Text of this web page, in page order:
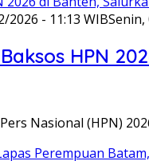
2026 - 11:13 WIBSenin,
HPN
Nasional (HPN)